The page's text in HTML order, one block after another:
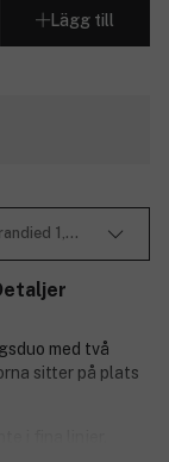
Lägg till
1,7g
med två
sitter på plats